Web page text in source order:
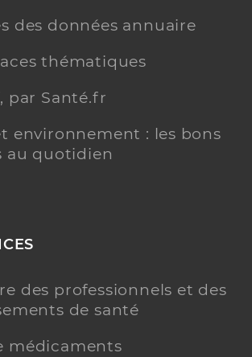
des données annuaire
thématiques
par Santé.fr
environnement : les bons
au quotidien
des professionnels et des
de santé
médicaments